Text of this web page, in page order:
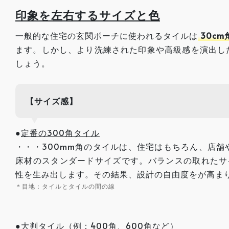
印象を左右するサイズと色
一般的な住宅の玄関ポーチに使われるタイルは 30cm
ます。しかし、より洗練された印象や高級感を演出
しょう。
【サイズ感】
●定番の300角タイル
・・・300mm角のタイルは、住宅はもちろん、店
床材のスタンダードサイズです。バランスの取れた
性を生み出します。その結果、設計の自由度をが高
＊目地：タイルとタイルの間の線
●大判タイル（例：400角、600角など）